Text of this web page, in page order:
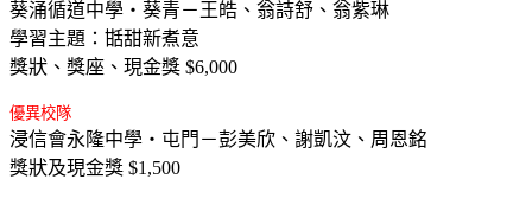
葵涌循道中學‧葵青－王皓、翁詩舒、翁紫琳
學習主題：甛甜新煮意
獎狀、獎座、現金獎 $6,000
優異校隊
浸信會永隆中學‧屯門－彭美欣、謝凱汶、周恩銘
獎狀及現金獎 $1,500